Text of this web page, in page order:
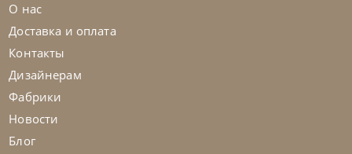
О нас
Доставка и оплата
Контакты
Дизайнерам
Фабрики
Новости
Блог